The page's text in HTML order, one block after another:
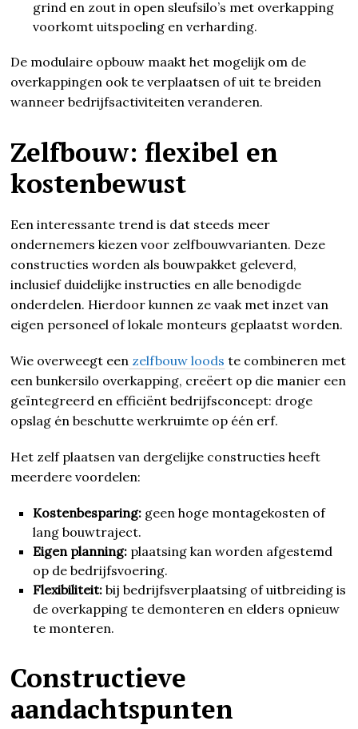
grind en zout in open sleufsilo’s met overkapping
voorkomt uitspoeling en verharding.
De modulaire opbouw maakt het mogelijk om de
overkappingen ook te verplaatsen of uit te breiden
wanneer bedrijfsactiviteiten veranderen.
Zelfbouw: flexibel en
kostenbewust
Een interessante trend is dat steeds meer
ondernemers kiezen voor zelfbouwvarianten. Deze
constructies worden als bouwpakket geleverd,
inclusief duidelijke instructies en alle benodigde
onderdelen. Hierdoor kunnen ze vaak met inzet van
eigen personeel of lokale monteurs geplaatst worden.
Wie overweegt een zelfbouw loods te combineren met
een bunkersilo overkapping, creëert op die manier een
geïntegreerd en efficiënt bedrijfsconcept: droge
opslag én beschutte werkruimte op één erf.
Het zelf plaatsen van dergelijke constructies heeft
meerdere voordelen:
Kostenbesparing: geen hoge montagekosten of
lang bouwtraject.
Eigen planning: plaatsing kan worden afgestemd
op de bedrijfsvoering.
Flexibiliteit: bij bedrijfsverplaatsing of uitbreiding is
de overkapping te demonteren en elders opnieuw
te monteren.
Constructieve
aandachtspunten